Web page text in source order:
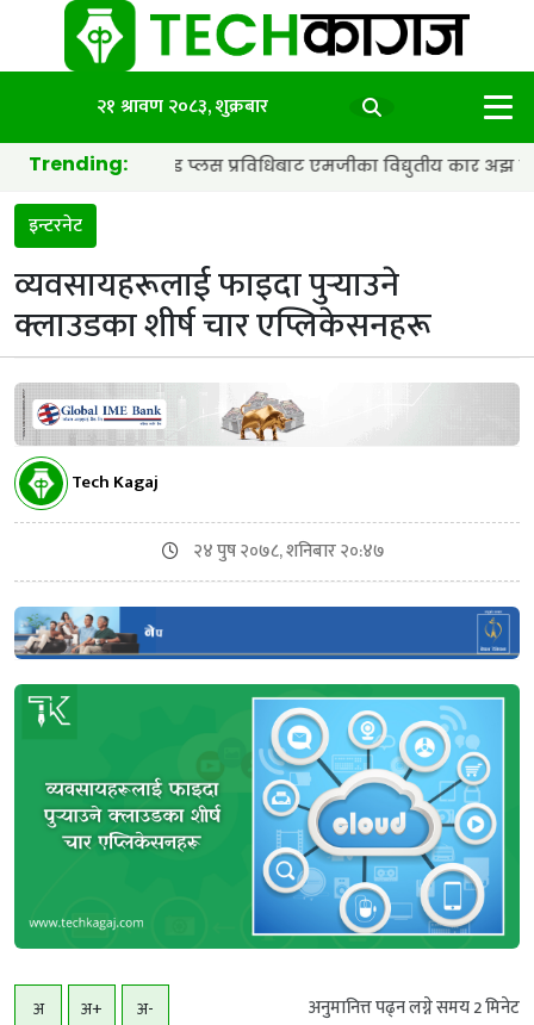
२१ श्रावण २०८३, शुक्रबार
Trending:
र हाइब्रिड प्लस प्रविधिबाट एमजीका विद्युतीय कार अझ छिटा र
इन्टरनेट
व्यवसायहरूलाई फाइदा पुर्‍याउने
क्लाउडका शीर्ष चार एप्लिकेसनहरू
Tech Kagaj
२४ पुष २०७८, शनिबार २०:४७
अ अ+ अ- अनुमानित्त पढ्न लग्ने समय2मिनेट